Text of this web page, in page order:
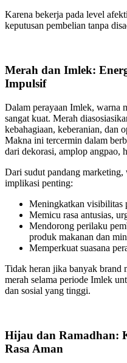
Karena bekerja pada level
keputusan pembelian tanpa
Merah dan Imlek:
Impulsif
Dalam perayaan Imlek, warna
sangat kuat. Merah
kebahagiaan, keberanian, dan
Makna ini tercermin dalam
dari dekorasi, amplop angpao,
Dari sudut pandang
implikasi penting:
Meningkatkan visibilitas
Memicu rasa antusias,
Mendorong perilaku
produk makanan dan
Memperkuat suasana
Tidak heran jika banyak brand
merah selama periode Imlek
dan sosial yang tinggi.
Hijau dan Ramadhan:
Rasa Aman